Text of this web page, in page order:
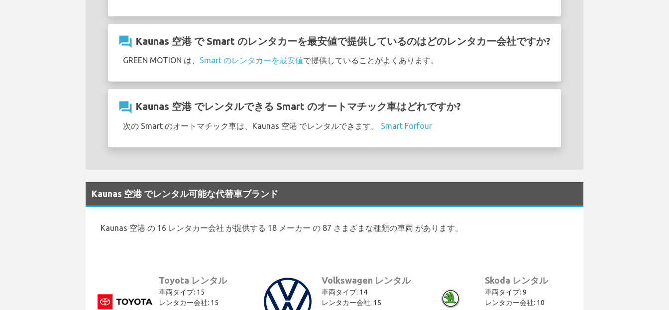
question_answer Kaunas 空港 で Smart のレンタカーを最安値で提供しているのはどのレンタカー会社ですか?
GREEN MOTION は、 Smart のレンタカーを最安値で提供していることがよくあります。
question_answer Kaunas 空港 でレンタルできる Smart のオートマチック車はどれですか?
次の Smart のオートマチック車は、Kaunas 空港 でレンタルできます。 Smart Forfour
Kaunas 空港 でレンタル可能な代替車ブランド
Kaunas 空港 の 16 レンタカー会社 が提供する 18 メーカー の 87 さまざまな種類の車両 があります。
Toyota レンタル
車両タイプ: 15
レンタカー会社: 15
Volkswagen レンタル
車両タイプ: 14
レンタカー会社: 15
Skoda レンタル
車両タイプ: 9
レンタカー会社: 10